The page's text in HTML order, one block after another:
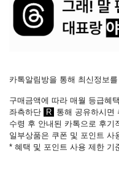
카톡알림방을 통해 최신정보
구매금액에 따라 매월 등급혜
좌측하단
R 통해 공유하시면
수령 후 안내된 카톡으로 후기
일부상품은 쿠폰 및 포인트 사
* 혜택 및 포인트 사용 제한 기